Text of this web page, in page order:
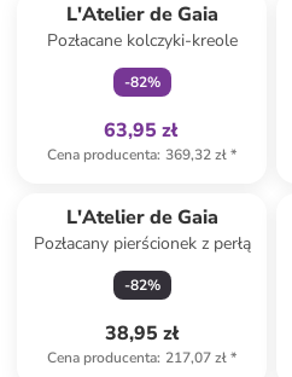
L'Atelier de Gaia
Pozłacane kolczyki-kreole
-82%
63,95 zł
Cena producenta: 369,32 zł*
L'Atelier de Gaia
Pozłacany pierścionek z perłą
-82%
38,95 zł
Cena producenta: 217,07 zł*